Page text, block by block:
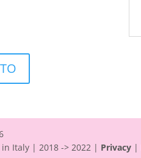
Italy | 2018 -> 2022 | Privacy |